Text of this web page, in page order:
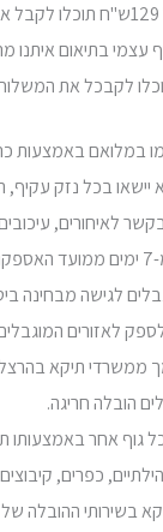
עצמי בתיאום איתנו
יישאו בכל נזק
לאיחורים,
לאזורים
כל גוף אחר
כפרים,
ההובלה של